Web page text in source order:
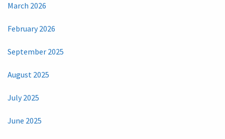
March 2026
February 2026
September 2025
August 2025
July 2025
June 2025